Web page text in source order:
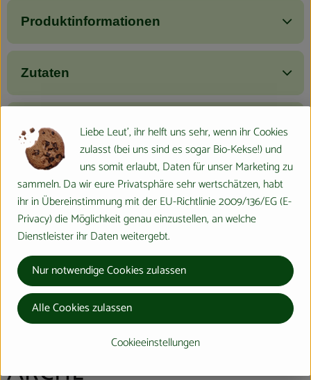
Produktinformationen
Zutaten
Nährwert-Info
Produktdatenblatt
Herkunft
Hersteller: Arche Naturküche
verschiedene Herkunft
Liebe Leut', ihr helft uns sehr, wenn ihr Cookies
zulasst (bei uns sind es sogar Bio-Kekse!) und
uns somit erlaubt, Daten für unser Marketing zu
sammeln. Da wir eure Privatsphäre sehr wertschätzen, habt
ihr in Übereinstimmung mit der EU-Richtlinie 2009/136/EG (E-
Privacy) die Möglichkeit genau einzustellen, an welche
Dienstleister ihr Daten weitergebt.
Cookieeinstellungen
Nur notwendige Cookies zulassen
Alle Cookies zulassen